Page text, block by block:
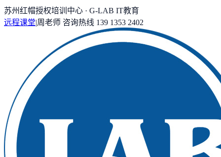
苏州红帽授权培训中心 · G-LAB IT教育
远程课堂|周老师 咨询热线 139 1353 2402